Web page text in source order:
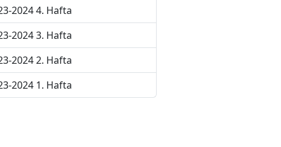
2024 4. Hafta
2024 3. Hafta
2024 2. Hafta
2024 1. Hafta